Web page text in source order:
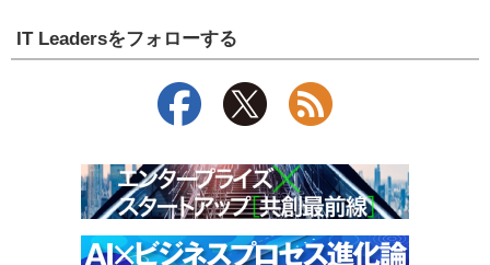
IT Leadersをフォローする